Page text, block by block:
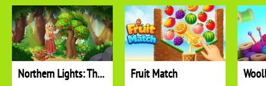
Northern Lights: The Secret of the Forest Fruit Match